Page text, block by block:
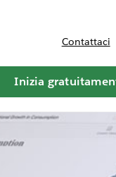
Contattaci
Inizia